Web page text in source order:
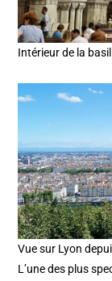
Intérieur de la
Vue sur Lyon
L’une des plus